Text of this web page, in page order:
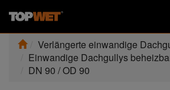
Verlängerte einwandige
Einwandige Dachgullys
DN 90 / OD 90